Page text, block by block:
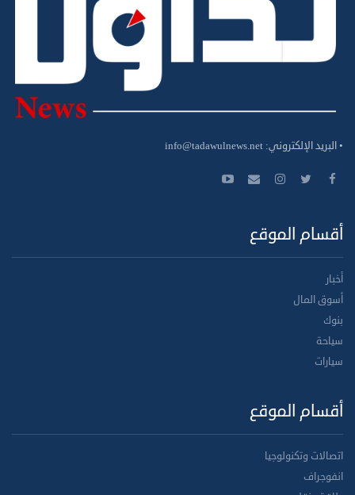
• البريد الإلكتروني: info@tadawulnews.net
أقسام الموقع
أخبار
أسوق المال
بنوك
سياحة
سيارات
أقسام الموقع
اتصالات وتكنولوجيا
انفوجراف